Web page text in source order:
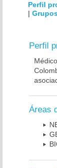
Perfil
|
Perfil
Áreas